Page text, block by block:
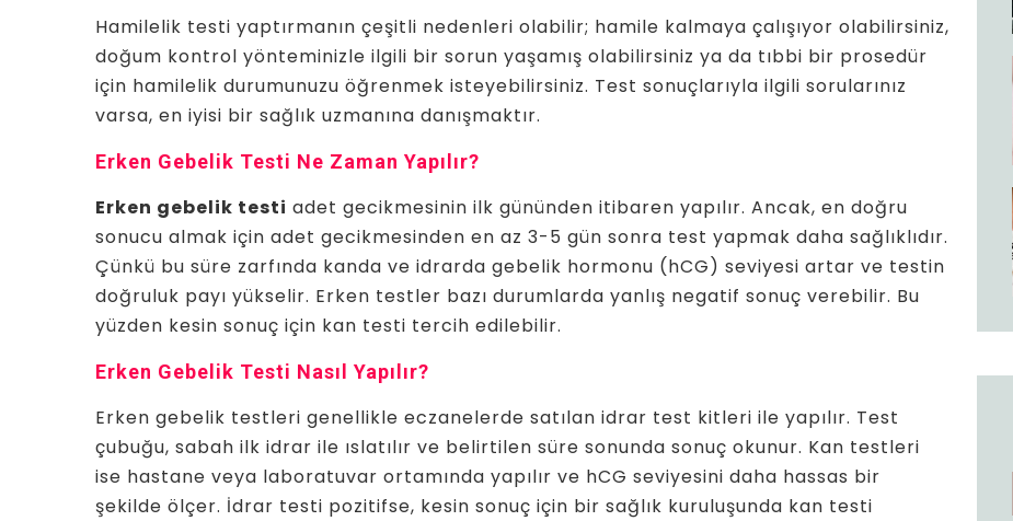
Hamilelik testi yaptırmanın çeşitli nedenleri olabilir; hamile kalmaya çalışıyor olabilirsiniz,
doğum kontrol yönteminizle ilgili bir sorun yaşamış olabilirsiniz ya da tıbbi bir prosedür
için hamilelik durumunuzu öğrenmek isteyebilirsiniz. Test sonuçlarıyla ilgili sorularınız
varsa, en iyisi bir sağlık uzmanına danışmaktır.
Erken Gebelik Testi Ne Zaman Yapılır?
Erken gebelik testi adet gecikmesinin ilk gününden itibaren yapılır. Ancak, en doğru
sonucu almak için adet gecikmesinden en az 3-5 gün sonra test yapmak daha sağlıklıdır.
Çünkü bu süre zarfında kanda ve idrarda gebelik hormonu (hCG) seviyesi artar ve testin
doğruluk payı yükselir. Erken testler bazı durumlarda yanlış negatif sonuç verebilir. Bu
yüzden kesin sonuç için kan testi tercih edilebilir.
Erken Gebelik Testi Nasıl Yapılır?
Erken gebelik testleri genellikle eczanelerde satılan idrar test kitleri ile yapılır. Test
çubuğu, sabah ilk idrar ile ıslatılır ve belirtilen süre sonunda sonuç okunur. Kan testleri
ise hastane veya laboratuvar ortamında yapılır ve hCG seviyesini daha hassas bir
şekilde ölçer. İdrar testi pozitifse, kesin sonuç için bir sağlık kuruluşunda kan testi